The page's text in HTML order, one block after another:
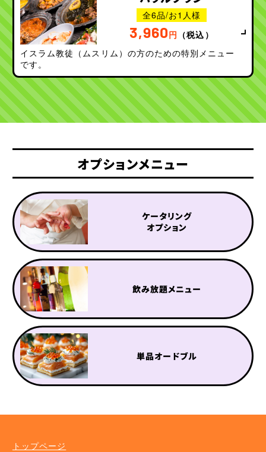
全6品/お1人様
3,960円 （税込）
イスラム教徒（ムスリム）の方のための特別メニュー
です。
オプションメニュー
ケータリング
オプション
飲み放題メニュー
単品オードブル
ケータリングプラン
ドリンクメニュー
単品オプション
トップページ